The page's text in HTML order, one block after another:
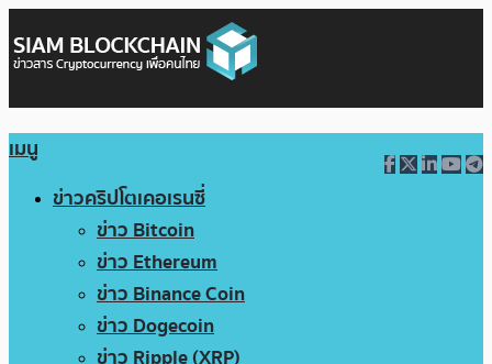
เมนู
ข่าวคริปโตเคอเรนซี่
ข่าว Bitcoin
ข่าว Ethereum
ข่าว Binance Coin
ข่าว Dogecoin